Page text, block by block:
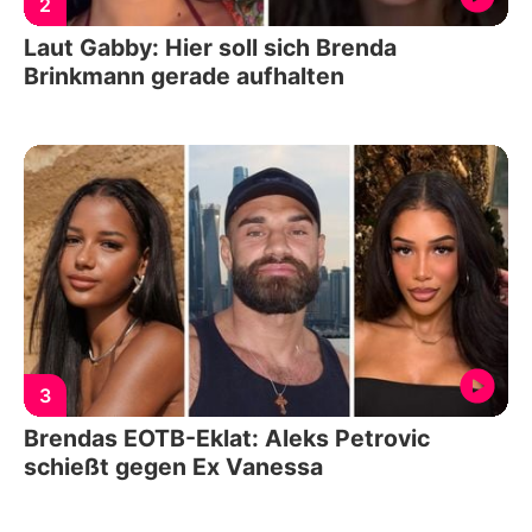
Laut Gabby: Hier soll sich Brenda
Brinkmann gerade aufhalten
3
Brendas EOTB-Eklat: Aleks Petrovic
schießt gegen Ex Vanessa